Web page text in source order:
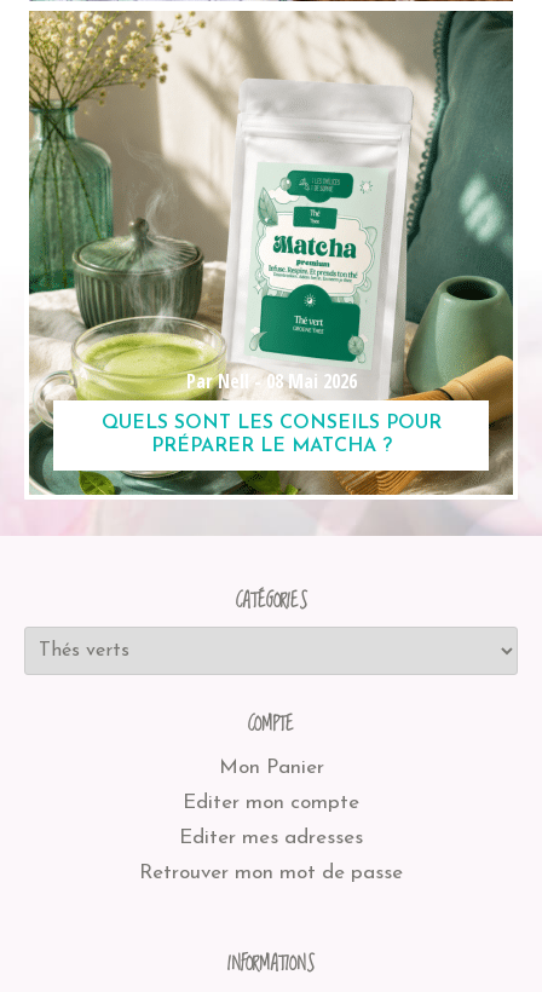
Par Nell -08 Mai 2026
QUELS SONT LES CONSEILS POUR
PRÉPARER LE MATCHA ?
CATÉGORIES
COMPTE
Mon Panier
Editer mon compte
Editer mes adresses
Retrouver mon mot de passe
INFORMATIONS